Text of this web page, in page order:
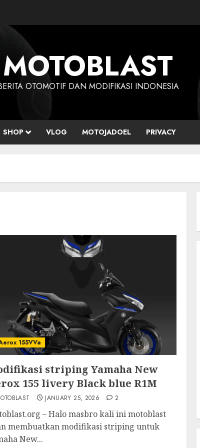
MOTOBLAST
OTOMOTIF DAN MODIFIKASI INDONESIA
SHOP VLOG MOTOJADOEL PRIVACY
155VVa
striping Yamaha New
155 livery Black blue R1M
JANUARY 25, 2026 2
– Halo masbro kali ini motoblast
membuatkan modifikasi striping untuk
New...